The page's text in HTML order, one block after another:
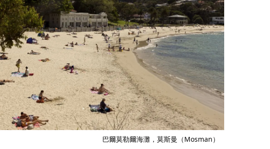
巴爾莫勒爾海灘，莫斯曼（Mosman）